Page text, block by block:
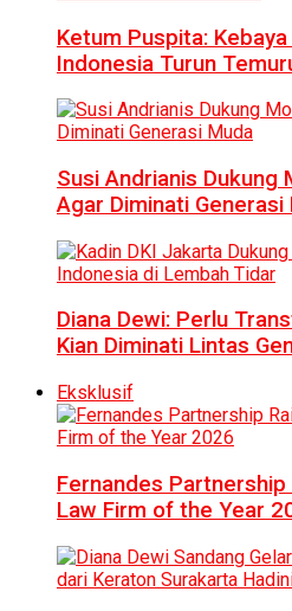
Ketum Puspita:
Indonesia Turun
Susi Andrianis Dukung
Agar Diminati Generasi
Diana Dewi: Perlu
Kian Diminati Lintas
Eksklusif
Fernandes
Law Firm of the Year